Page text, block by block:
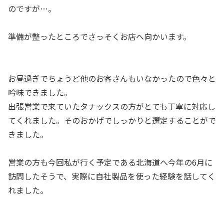
のですが…。
準備が整ったところでさっそくお店へ向かいます。
お昼過ぎでちょうど他のお客さんもいなかったので色々と
吟味できました。
出張営業で来ていたタナックスの方がとても丁寧に対応し
てくれました。そのおかげでしっかりと選定することがで
きました。
営業の方も今回私が行く予定である北海道へ今年の6月に
訪問したそうで、実際に自社製品を使った経験を話してく
れました。